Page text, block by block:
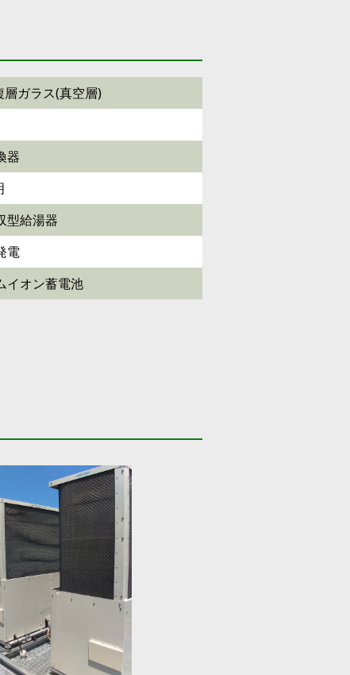
層ガラス(真空層)
器
型給湯器
電
イオン蓄電池